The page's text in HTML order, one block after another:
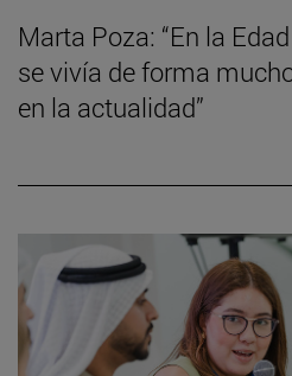
Marta Poza: “En la
se vivía de forma
en la actualidad”